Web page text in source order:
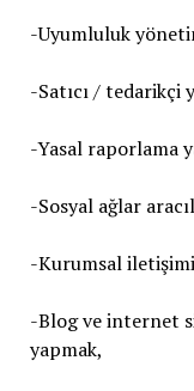
-Uyumluluk
-Satıcı / tedarikçi
-Yasal raporlama
-Sosyal ağlar
-Kurumsal
-Blog ve internet
yapmak,